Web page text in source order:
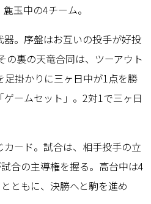
玉中の4チーム。
。序盤はお互いの投手が好投
裏の天竜合同は、ツーアウト
掛かりに三ヶ日中が1点を勝
ームセット」。2対1で三ヶ日
ード。試合は、相手投手の立
合の主導権を握る。高台中は4
ともに、決勝へと駒を進め